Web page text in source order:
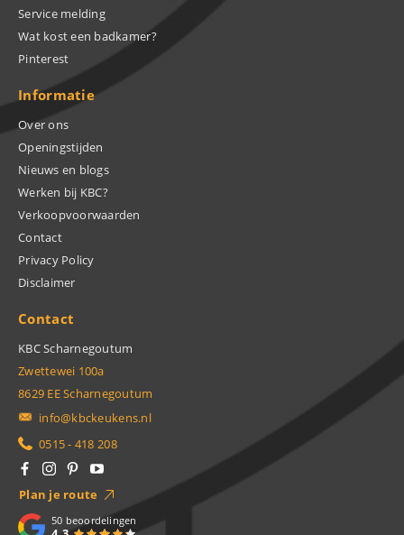
Service melding
Wat kost een badkamer?
Pinterest
Informatie
Over ons
Openingstijden
Nieuws en blogs
Werken bij KBC?
Verkoopvoorwaarden
Contact
Privacy Policy
Disclaimer
Contact
KBC Scharnegoutum
Zwettewei 100a
8629 EE Scharnegoutum
info@kbckeukens.nl
0515 - 418 208
Plan je route
50 beoordelingen